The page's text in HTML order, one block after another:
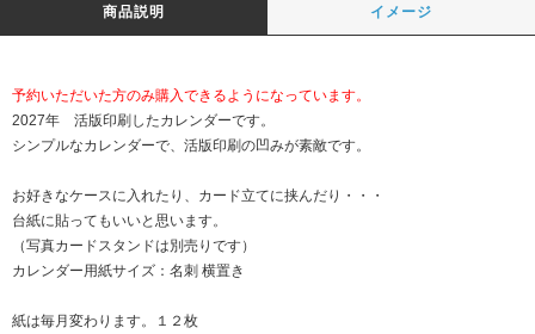
商品説明 イメージ
予約いただいた方のみ購入できるようになっています。
2027年 活版印刷したカレンダーです。
シンプルなカレンダーで、活版印刷の凹みが素敵です。
お好きなケースに入れたり、カード立てに挟んだり・・・
台紙に貼ってもいいと思います。
（写真カードスタンドは別売りです）
カレンダー用紙サイズ：名刺 横置き
紙は毎月変わります。１２枚